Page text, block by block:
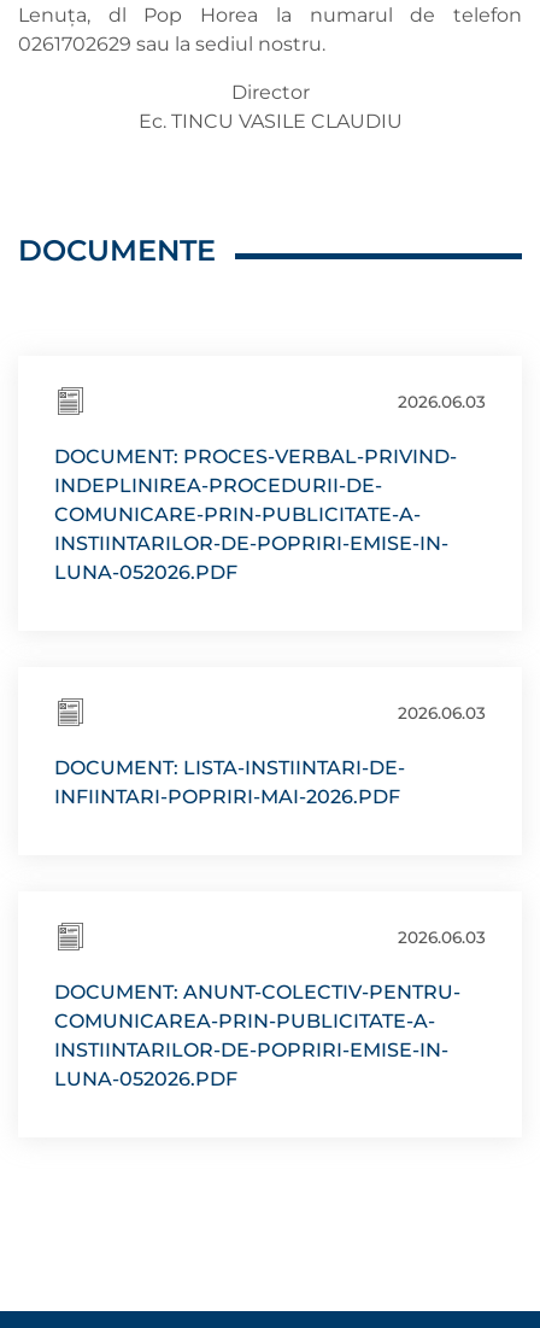
Lenuța, dl Pop Horea la numarul de telefon
0261702629 sau la sediul nostru.
Director
Ec. TINCU VASILE CLAUDIU
DOCUMENTE
2026.06.03
DOCUMENT: PROCES-VERBAL-PRIVIND-
INDEPLINIREA-PROCEDURII-DE-
COMUNICARE-PRIN-PUBLICITATE-A-
INSTIINTARILOR-DE-POPRIRI-EMISE-IN-
LUNA-052026.PDF
2026.06.03
DOCUMENT: LISTA-INSTIINTARI-DE-
INFIINTARI-POPRIRI-MAI-2026.PDF
2026.06.03
DOCUMENT: ANUNT-COLECTIV-PENTRU-
COMUNICAREA-PRIN-PUBLICITATE-A-
INSTIINTARILOR-DE-POPRIRI-EMISE-IN-
LUNA-052026.PDF